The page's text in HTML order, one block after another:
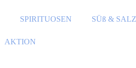
SPIRITUOSEN SÜß &
AKTION